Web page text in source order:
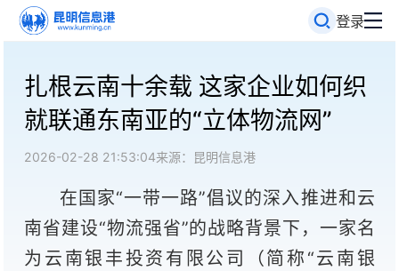
登录
扎根云南十余载 这家企业如何织
就联通东南亚的“立体物流网”
2026-02-28 21:53:04来源：昆明信息港
在国家“一带一路”倡议的深入推进和云
南省建设“物流强省”的战略背景下，一家名
为云南银丰投资有限公司（简称“云南银